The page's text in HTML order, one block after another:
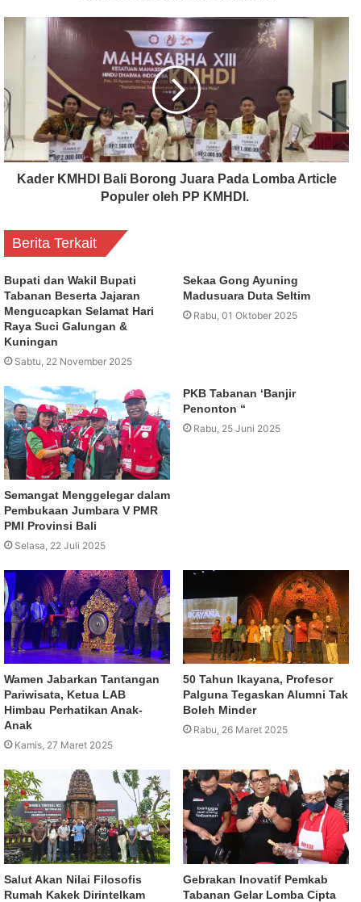
Kader KMHDI Bali Borong Juara Pada Lomba Article
Populer oleh PP KMHDI.
Berita Terkait
Bupati dan Wakil Bupati
Tabanan Beserta Jajaran
Mengucapkan Selamat Hari
Raya Suci Galungan &
Kuningan
Sabtu, 22 November 2025
Sekaa Gong Ayuning
Madusuara Duta Seltim
Rabu, 01 Oktober 2025
Semangat Menggelegar dalam
Pembukaan Jumbara V PMR
PMI Provinsi Bali
Selasa, 22 Juli 2025
PKB Tabanan ‘Banjir
Penonton “
Rabu, 25 Juni 2025
Wamen Jabarkan Tantangan
Pariwisata, Ketua LAB
Himbau Perhatikan Anak-
Anak
Kamis, 27 Maret 2025
50 Tahun Ikayana, Profesor
Palguna Tegaskan Alumni Tak
Boleh Minder
Rabu, 26 Maret 2025
Salut Akan Nilai Filosofis
Rumah Kakek Dirintelkam
Gebrakan Inovatif Pemkab
Tabanan Gelar Lomba Cipta